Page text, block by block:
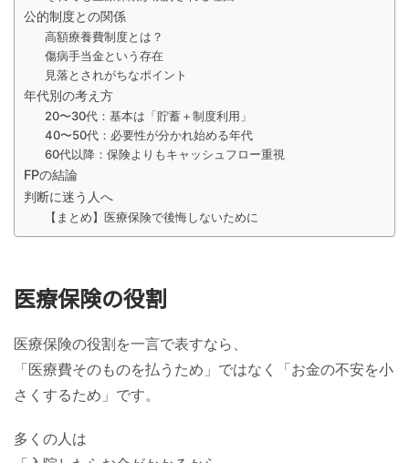
公的制度との関係
高額療養費制度とは？
傷病手当金という存在
見落とされがちなポイント
年代別の考え方
20〜30代：基本は「貯蓄＋制度利用」
40〜50代：必要性が分かれ始める年代
60代以降：保険よりもキャッシュフロー重視
FPの結論
判断に迷う人へ
【まとめ】医療保険で後悔しないために
医療保険の役割
医療保険の役割を一言で表すなら、
「医療費そのものを払うため」ではなく「お金の不安を小
さくするため」です。
多くの人は